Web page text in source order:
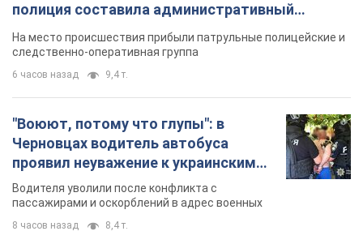
полиция составила административный
протокол. Видео
На место происшествия прибыли патрульные полицейские и
следственно-оперативная группа
6 часов назад 9,4 т.
"Воюют, потому что глупы": в
Черновцах водитель автобуса
проявил неуважение к украинским
военным и поплатился за это.
Видео
Водителя уволили после конфликта с
пассажирами и оскорблений в адрес военных
8 часов назад 8,4 т.